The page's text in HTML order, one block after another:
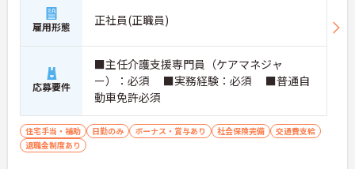
雇用形態 正社員(正職員)
応募要件
■主任介護支援専門員（ケアマネジャ
ー）：必須 ■実務経験：必須 ■普通自
動車免許必須
住宅手当・補助 日勤のみ ボーナス・賞与あり 社会保険完備
交通費支給
退職金制度あり